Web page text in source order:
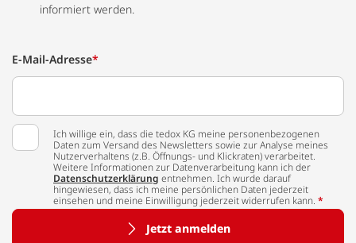
informiert werden.
E-Mail-Adresse*
Ich willige ein, dass die tedox KG meine personenbezogenen
Daten zum Versand des Newsletters sowie zur Analyse meines
Nutzerverhaltens (z.B. Öffnungs- und Klickraten) verarbeitet.
Weitere Informationen zur Datenverarbeitung kann ich der
Datenschutzerklärung entnehmen. Ich wurde darauf
hingewiesen, dass ich meine persönlichen Daten jederzeit
einsehen und meine Einwilligung jederzeit widerrufen kann. *
Jetzt anmelden